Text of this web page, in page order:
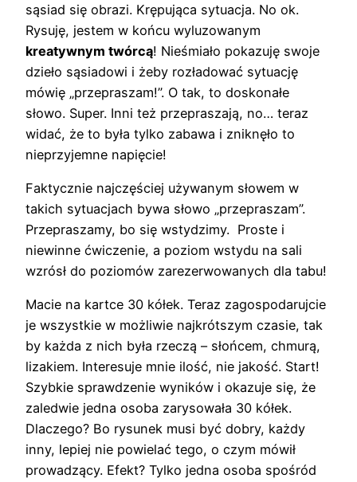
sąsiad się obrazi. Krępująca sytuacja. No ok.
Rysuję, jestem w końcu wyluzowanym
kreatywnym twórcą! Nieśmiało pokazuję swoje
dzieło sąsiadowi i żeby rozładować sytuację
mówię „przepraszam!”. O tak, to doskonałe
słowo. Super. Inni też przepraszają, no… teraz
widać, że to była tylko zabawa i zniknęło to
nieprzyjemne napięcie!
Faktycznie najczęściej używanym słowem w
takich sytuacjach bywa słowo „przepraszam”.
Przepraszamy, bo się wstydzimy. Proste i
niewinne ćwiczenie, a poziom wstydu na sali
wzrósł do poziomów zarezerwowanych dla tabu!
Macie na kartce 30 kółek. Teraz zagospodarujcie
je wszystkie w możliwie najkrótszym czasie, tak
by każda z nich była rzeczą – słońcem, chmurą,
lizakiem. Interesuje mnie ilość, nie jakość. Start!
Szybkie sprawdzenie wyników i okazuje się, że
zaledwie jedna osoba zarysowała 30 kółek.
Dlaczego? Bo rysunek musi być dobry, każdy
inny, lepiej nie powielać tego, o czym mówił
prowadzący. Efekt? Tylko jedna osoba spośród